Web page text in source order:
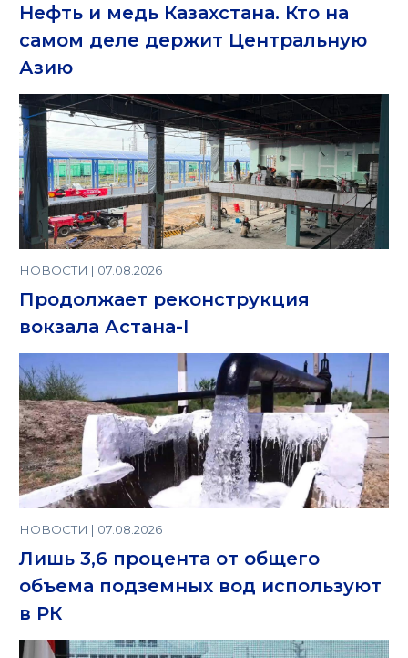
Нефть и медь Казахстана. Кто на
самом деле держит Центральную
Азию
НОВОСТИ | 07.08.2026
Продолжает реконструкция
вокзала Астана-I
НОВОСТИ | 07.08.2026
Лишь 3,6 процента от общего
объема подземных вод используют
в РК